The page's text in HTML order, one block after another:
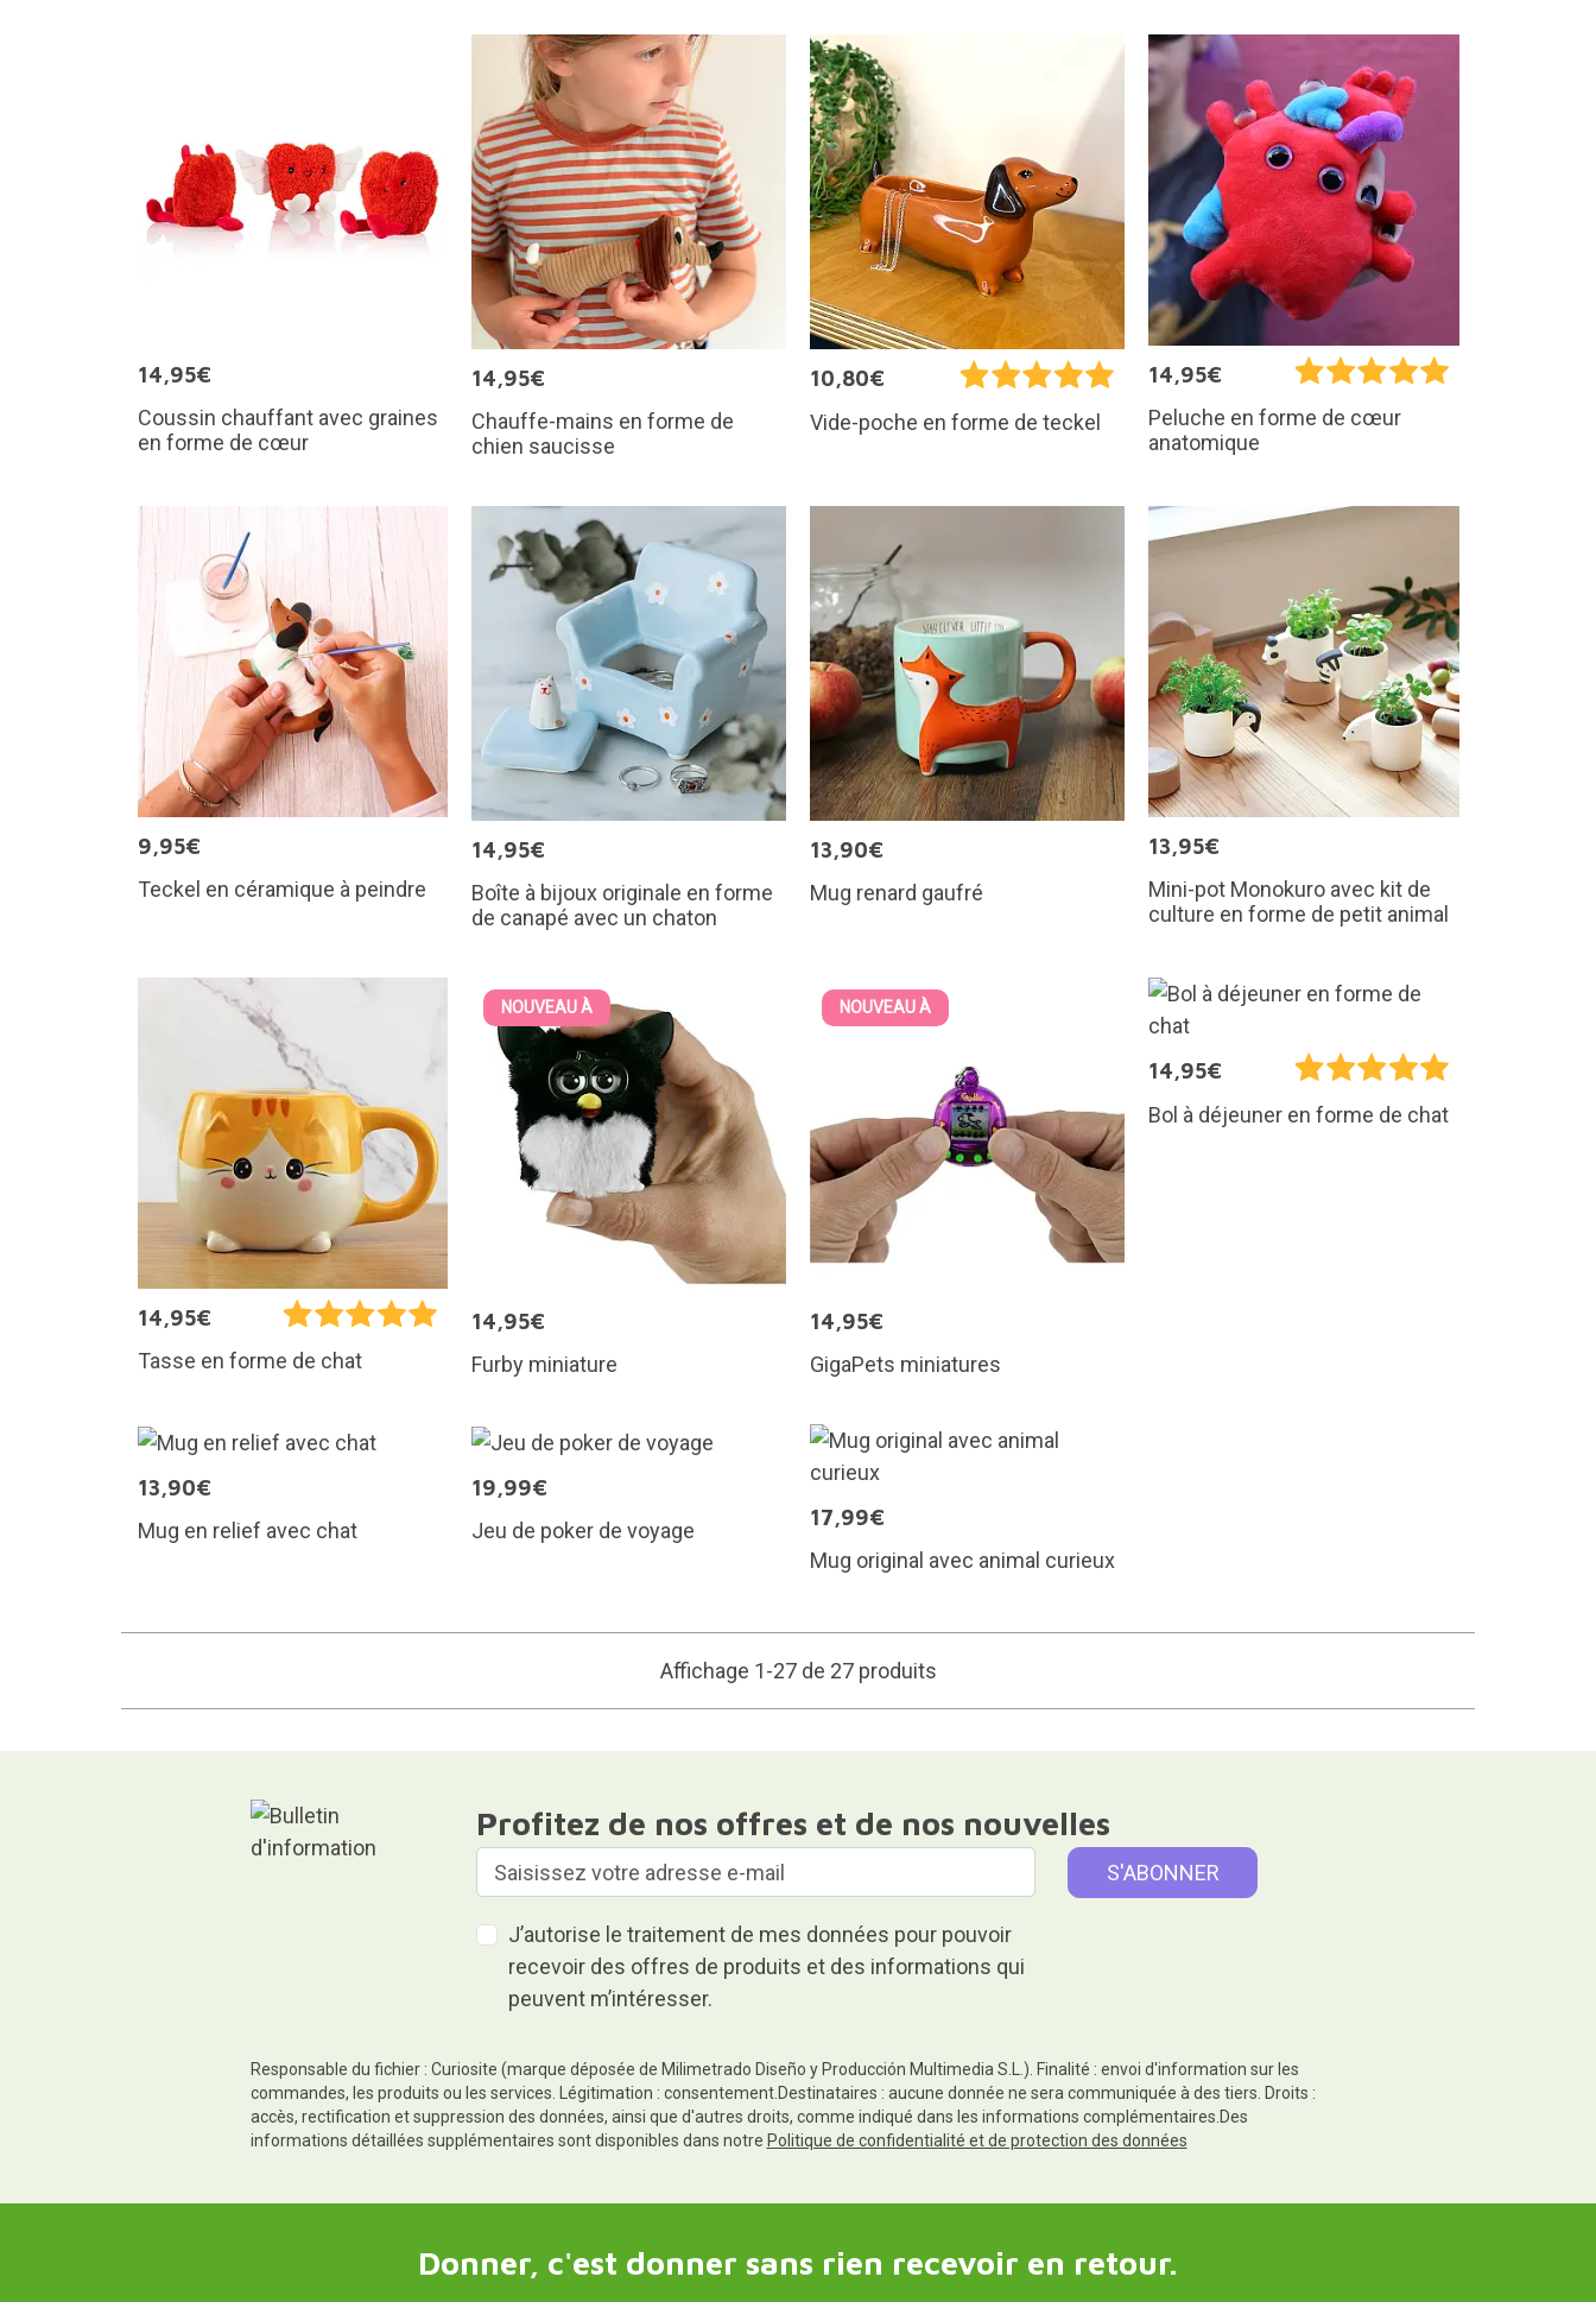
14,95€
Coussin chauffant avec graines
en forme de cœur
14,95€
Chauffe-mains en forme de
chien saucisse
10,80€
Vide-poche en forme de teckel
14,95€
Peluche en forme de cœur
anatomique
9,95€
Teckel en céramique à peindre
14,95€
Boîte à bijoux originale en forme
de canapé avec un chaton
13,90€
Mug renard gaufré
13,95€
Mini-pot Monokuro avec kit de
culture en forme de petit animal
14,95€
Tasse en forme de chat
NOUVEAU À
14,95€
Furby miniature
NOUVEAU À
14,95€
GigaPets miniatures
14,95€
Bol à déjeuner en forme de chat
13,90€
Mug en relief avec chat
19,99€
Jeu de poker de voyage
17,99€
Mug original avec animal curieux
Affichage 1-27 de 27 produits
Profitez de nos offres et de nos nouvelles
J’autorise le traitement de mes données pour pouvoir
recevoir des offres de produits et des informations qui
peuvent m’intéresser.
Responsable du fichier : Curiosite (marque déposée de Milimetrado Diseño y Producción Multimedia S.L.). Finalité : envoi d'information sur les
commandes, les produits ou les services. Légitimation : consentement.Destinataires : aucune donnée ne sera communiquée à des tiers. Droits :
accès, rectification et suppression des données, ainsi que d'autres droits, comme indiqué dans les informations complémentaires.Des
informations détaillées supplémentaires sont disponibles dans notre Politique de confidentialité et de protection des données
Donner, c'est donner sans rien recevoir en retour.